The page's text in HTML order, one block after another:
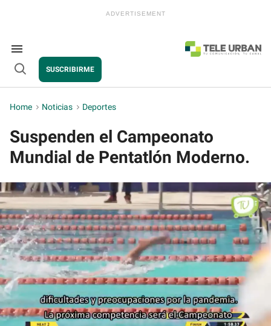
Search
&
Section
Navigation
Open
SUSCRIBIRME
Home > Noticias > Deportes
Suspenden el Campeonato
Mundial de Pentatlón Moderno.